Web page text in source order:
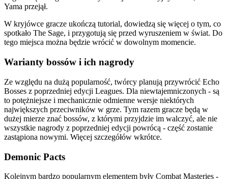
Yama przejął.
W kryjówce gracze ukończą tutorial, dowiedzą się więcej o tym, co
spotkało The Sage, i przygotują się przed wyruszeniem w świat. Do
tego miejsca można będzie wrócić w dowolnym momencie.
Warianty bossów i ich nagrody
Ze względu na dużą popularność, twórcy planują przywrócić Echo
Bosses z poprzedniej edycji Leagues. Dla niewtajemniczonych - są
to potężniejsze i mechanicznie odmienne wersje niektórych
największych przeciwników w grze. Tym razem gracze będą w
dużej mierze znać bossów, z którymi przyjdzie im walczyć, ale nie
wszystkie nagrody z poprzedniej edycji powrócą - część zostanie
zastąpiona nowymi. Więcej szczegółów wkrótce.
Demonic Pacts
Kolejnym bardzo popularnym elementem były Combat Masteries -